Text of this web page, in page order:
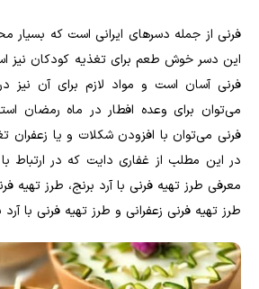
فرنی از جمله دسر‌های ایرانی است که بسیار
این دسر خوش طعم برای تغذیه کودکان نیز
فرنی آسان است و مواد لازم برای آن نیز
می‌توان برای وعده افطار در ماه رمضان
فرنی می‌توان با افزودن شکلات و یا زعفران
در این مطلب از غفاری دایت که در ارتباط
طرز تهیه فرنی زعفرانی و طرز تهیه فرنی با